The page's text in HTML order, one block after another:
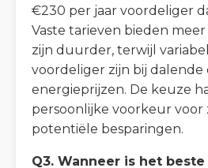
€230 per jaar voordeliger
Vaste tarieven bieden
zijn duurder, terwijl
voordeliger zijn bij dalende
energieprijzen. De keuze
persoonlijke voorkeur voor
potentiële besparingen.
Q3. Wanneer is het